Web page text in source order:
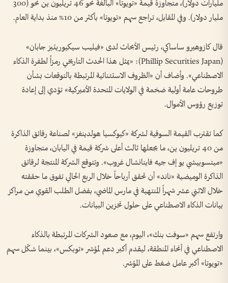
مليارات دولار)، متجاوزة قيمة «تويوتا» البالغة نحو 46 تريليون ين نحو (300
مليار دولار). وفي المقابل، تراجع سهم «تويوتا» بأكثر من 10% منذ بداية العام.
قال كازوهيرو ساساكي، رئيس الأبحاث لدى «فيليب سيكيوريتيز جابان»
(Phillip Securities Japan): «يمثل هذا الحدث التاريخي رمزاً لطفرة الذكاء
الاصطناعي». وأضاف أن «الظروف الاستثنائية المرتبطة بالتوقعات بشأن
طروحات عامة أولية ضخمة في الولايات المتحدة الأميركية» تؤدي إلى إعادة
توزيع رؤوس الأموال.
كما تقترب القيمة السوقية لشركة «كيوكسيا هولدينغز» لصناعة رقائق الذاكرة
من 40 تريليون ين، ما يجعلها ثالث أعلى شركة قيمة في اليابان، متجاوزة
«ميتسوبيشي يو إف جيه فاينانشال غروب». وتتوقع الشركة المنتجة لرقائق
الذاكرة الوميضية «ناند» أن تحقق أرباحاً خلال الربع الحالي تفوق ما حققته
خلال الاثني عشر شهراً المنتهية في مارس الماضي، بفضل الطلب القوي من مراكز
بيانات الذكاء الاصطناعي على حلول تخزين البيانات.
وارتفع سهم «سوفت بنك»، اليوم، مع صعود الشركات المرتبطة بالذكاء
الاصطناعي في أنحاء المنطقة، ليقدم أكبر دعم لمؤشر «توبكس»، بينما شكّل سهم
«تويوتا» أكبر عامل ضغط على المؤشر.